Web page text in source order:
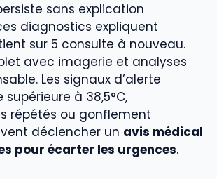
sans explication
diagnostics expliquent
sur 5 consulte à nouveau.
avec imagerie et analyses
Les signaux d’alerte
à 38,5°C,
répétés ou gonflement
déclencher un avis médical
pour écarter les urgences.